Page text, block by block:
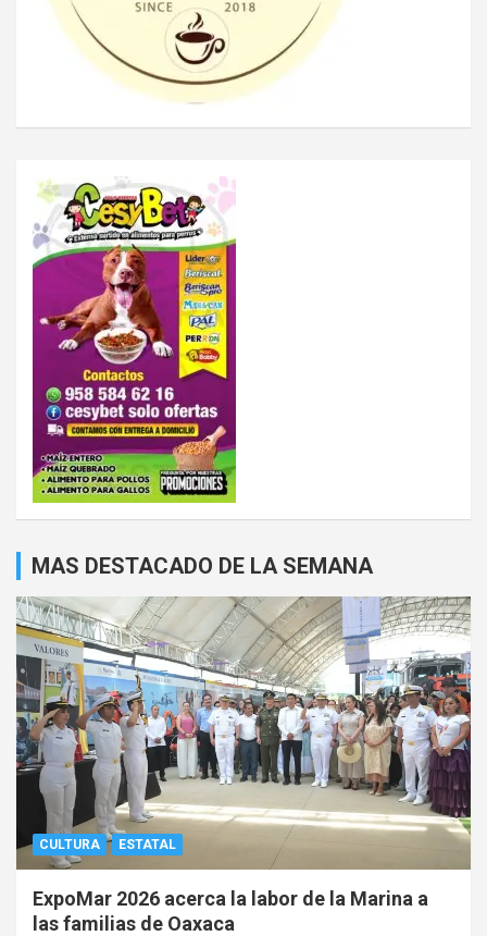
MAS DESTACADO DE LA SEMANA
CULTURA ESTATAL
ExpoMar 2026 acerca la labor de la Marina a
las familias de Oaxaca